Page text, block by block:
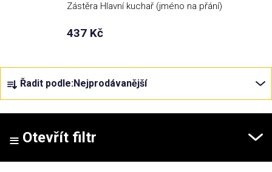
Oblečení
Přihlášení
Zástěra Hlavní kuchař (jméno na přání)
437 Kč
z
Řadit podle:Nejprodávanější
Otevřít filtr